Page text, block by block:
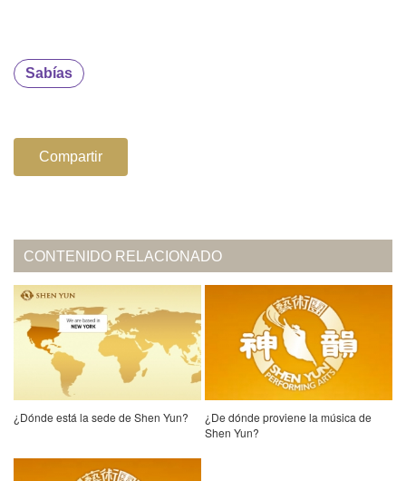
Sabías
Compartir
CONTENIDO RELACIONADO
¿Dónde está la sede de Shen Yun?
¿De dónde proviene la música de
Shen Yun?